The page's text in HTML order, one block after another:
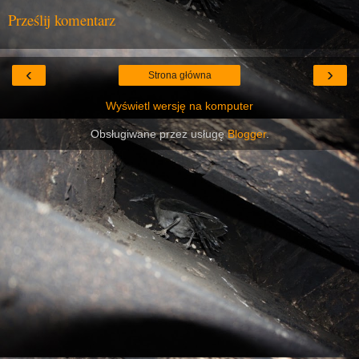
Prześlij komentarz
‹ ›
Strona główna
Wyświetl wersję na komputer
Obsługiwane przez usługęBlogger.